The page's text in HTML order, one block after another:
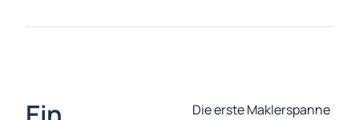
Die erste Maklerspanne